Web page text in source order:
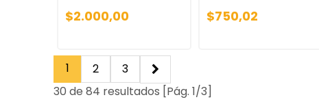
$2.000,00 $750,02
1 2
3
30 de 84 resultados [Pág. 1/3]